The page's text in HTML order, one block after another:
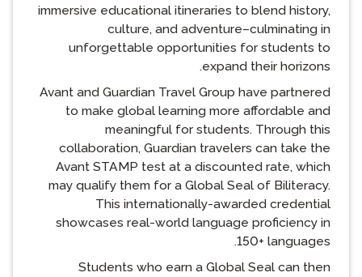
immersive educational itineraries to blend history,
culture, and adventure–culminating in
unforgettable opportunities for students to
expand their horizons.
Avant and Guardian Travel Group have partnered
to make global learning more affordable and
meaningful for students. Through this
collaboration, Guardian travelers can take the
Avant STAMP test at a discounted rate, which
may qualify them for a Global Seal of Biliteracy.
This internationally-awarded credential
showcases real-world language proficiency in
150+ languages.
Students who earn a Global Seal can then